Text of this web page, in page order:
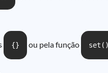
{} ou pela função set()